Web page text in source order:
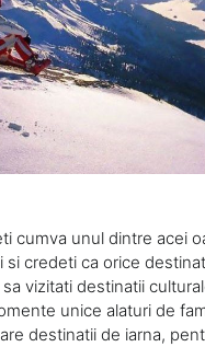
cumva unul dintre acei
si credeti ca orice
sa vizitati destinatii
unice alaturi de
destinatii de iarna,